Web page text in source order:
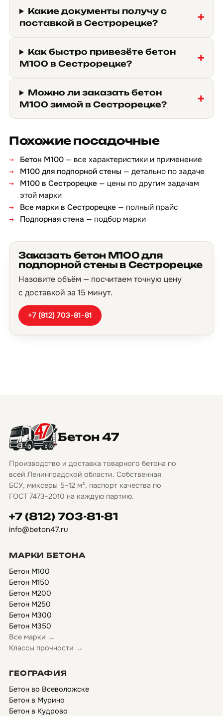
Какие документы получу с
поставкой в Сестрорецке?
Как быстро привезёте бетон
М100 в Сестрорецке?
Можно ли заказать бетон
М100 зимой в Сестрорецке?
Похожие посадочные
Бетон М100 — все характеристики и применение
М100 для подпорной стены — детально по задаче
М100 в Сестрорецке — цены по другим задачам
этой марки
Все марки в Сестрорецке — полный прайс
Подпорная стена — подбор марки
Заказать бетон М100 для
подпорной стены в Сестрорецке
Назовите объём — посчитаем точную цену
с доставкой за 15 минут.
+7 (812) 703-81-81
Бетон 47
Производство и доставка товарного бетона по
всей Ленинградской области. Собственная
БСУ, миксеры 5–12 м³, паспорт качества по
ГОСТ 7473-2010 на каждую партию.
+7 (812) 703-81-81
info@beton47.ru
МАРКИ БЕТОНА
Бетон М100
Бетон М150
Бетон М200
Бетон М250
Бетон М300
Бетон М350
Все марки →
Классы прочности →
ГЕОГРАФИЯ
Бетон во Всеволожске
Бетон в Мурино
Бетон в Кудрово